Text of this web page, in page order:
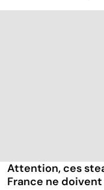
Attention, ces
France ne